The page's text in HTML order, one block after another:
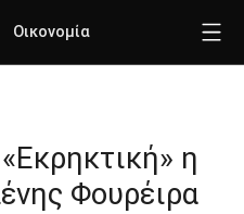
Οικονομία
η
Φουρέιρα